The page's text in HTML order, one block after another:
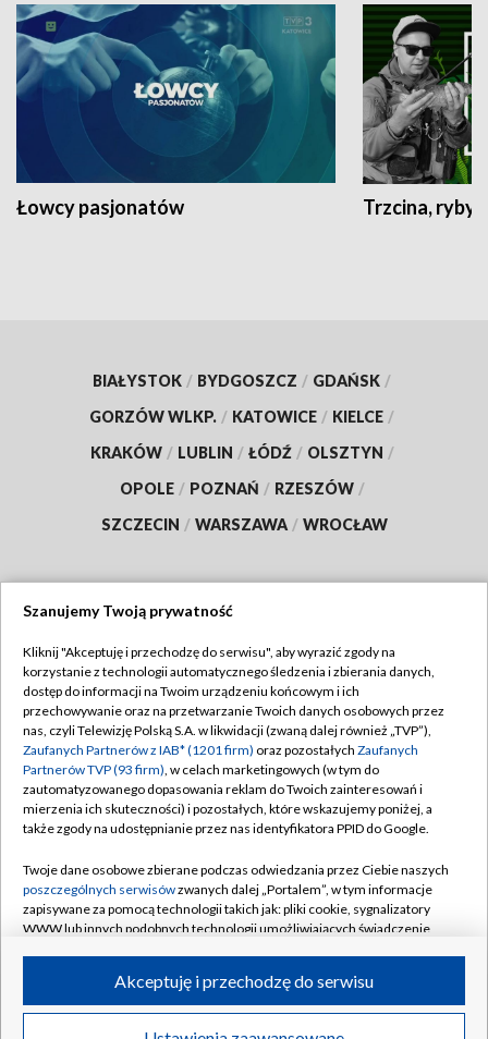
Łowcy pasjonatów Trzcina, ryby
BIAŁYSTOK / BYDGOSZCZ / GDAŃSK /
GORZÓW WLKP. / KATOWICE / KIELCE /
KRAKÓW / LUBLIN / ŁÓDŹ / OLSZTYN /
OPOLE / POZNAŃ / RZESZÓW /
SZCZECIN / WARSZAWA / WROCŁAW
TVP
Abonament TVP
Emisja w TVP
Centrum informacji TVP
Naziemna Telewizja Cyfrowa
Rada Programowa
System NOS
Informacje o nadawcy
Program dla prasy
Regulamin TVP
Polityka prywatności
Moje zgody
Pomoc
Kontakt
Kanały
©2026 Telewizja Polska S.A. w likwidacji
Szanujemy Twoją prywatność
Kliknij "Akceptuję i przechodzę do serwisu", aby wyrazić zgody na
korzystanie z technologii automatycznego śledzenia i zbierania danych,
dostęp do informacji na Twoim urządzeniu końcowym i ich
przechowywanie oraz na przetwarzanie Twoich danych osobowych przez
nas, czyli Telewizję Polską S.A. w likwidacji (zwaną dalej również „TVP”),
Zaufanych Partnerów z IAB* (1201 firm) oraz pozostałych Zaufanych
Partnerów TVP (93 firm), w celach marketingowych (w tym do
zautomatyzowanego dopasowania reklam do Twoich zainteresowań i
mierzenia ich skuteczności) i pozostałych, które wskazujemy poniżej, a
także zgody na udostępnianie przez nas identyfikatora PPID do Google.
Twoje dane osobowe zbierane podczas odwiedzania przez Ciebie naszych
poszczególnych serwisówzwanych dalej „Portalem”, w tym informacje
zapisywane za pomocą technologii takich jak: pliki cookie, sygnalizatory
WWW lub innych podobnych technologii umożliwiających świadczenie
ruchu w Internecie.
Twoje dane osobowe zbierane podczas odwiedzania przez Ciebie
Akceptuję i przechodzę do serwisu